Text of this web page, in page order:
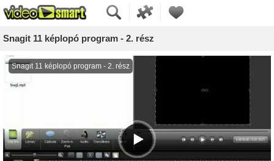
Snagit 11 képlopó program - 2. rész